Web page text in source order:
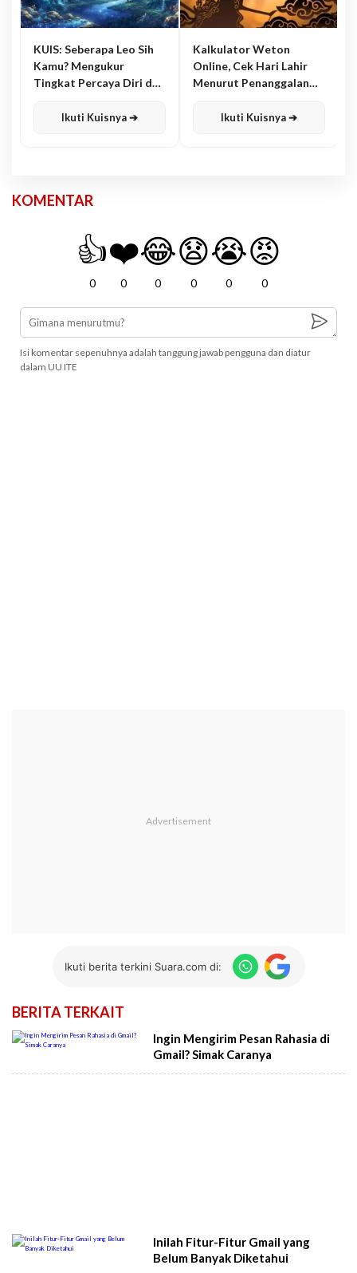
KUIS: Seberapa Leo Sih
Kamu? Mengukur
Tingkat Percaya Diri dan
Ikuti Kuisnya ➔
Kalkulator Weton
Online, Cek Hari Lahir
Menurut Penanggalan
Ikuti Kuisnya ➔
KOMENTAR
👍
0
❤️
0
😂
0
😧
0
😭
0
😡
0
Isi komentar sepenuhnya adalah tanggung jawab pengguna dan diatur
dalam UU ITE
Ikuti berita terkini Suara.com di:
BERITA TERKAIT
Ingin Mengirim Pesan Rahasia di
Gmail? Simak Caranya
Inilah Fitur-Fitur Gmail yang
Belum Banyak Diketahui